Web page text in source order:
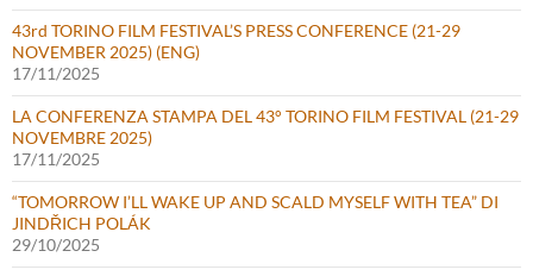
43rd TORINO FILM FESTIVAL’S PRESS CONFERENCE (21-29
NOVEMBER 2025) (ENG)
17/11/2025
LA CONFERENZA STAMPA DEL 43° TORINO FILM FESTIVAL (21-29
NOVEMBRE 2025)
17/11/2025
“TOMORROW I’LL WAKE UP AND SCALD MYSELF WITH TEA” DI
JINDŘICH POLÁK
29/10/2025